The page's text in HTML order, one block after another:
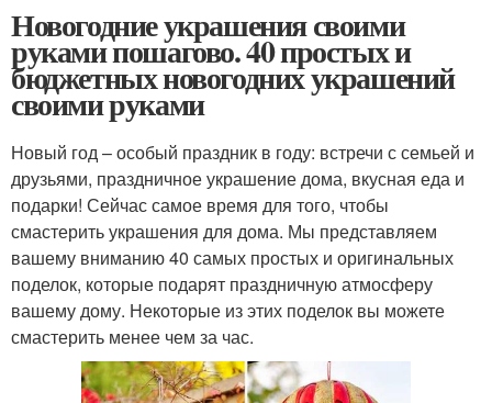
Новогодние украшения своими
руками пошагово. 40 простых и
бюджетных новогодних украшений
своими руками
Новый год – особый праздник в году: встречи с семьей и
друзьями, праздничное украшение дома, вкусная еда и
подарки! Сейчас самое время для того, чтобы
смастерить украшения для дома. Мы представляем
вашему вниманию 40 самых простых и оригинальных
поделок, которые подарят праздничную атмосферу
вашему дому. Некоторые из этих поделок вы можете
смастерить менее чем за час.